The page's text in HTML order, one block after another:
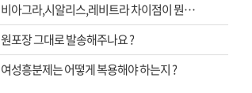
비아그라,시알리스,레비트라 차이점이 뭔가요 ?
원포장 그대로 발송해주나요 ?
여성흥분제는 어떻게 복용해야 하는지 ?